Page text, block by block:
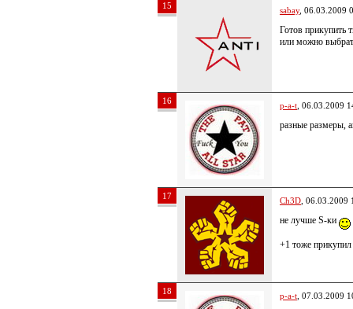
15 sabay, 06.03.2009
Готов прикупить
или можно
16 p-a-t , 06.03.2009
разные размеры,
17 Ch3D , 06.03.2009
не лучше S-ки
+1 тоже
18 p-a-t , 07.03.2009